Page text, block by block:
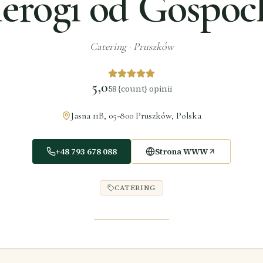
Catering· Pruszków
5,058 {count} opinii
Jasna 11B, 05-800 Pruszków, Polska
+48 793 678 088 Strona WWW
CATERING